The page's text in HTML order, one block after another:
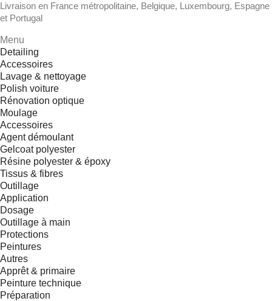
Livraison en France métropolitaine, Belgique, Luxembourg, Espagne
et Portugal
Menu
Detailing
Accessoires
Lavage & nettoyage
Polish voiture
Rénovation optique
Moulage
Accessoires
Agent démoulant
Gelcoat polyester
Résine polyester & époxy
Tissus & fibres
Outillage
Application
Dosage
Outillage à main
Protections
Peintures
Autres
Apprêt & primaire
Peinture technique
Préparation